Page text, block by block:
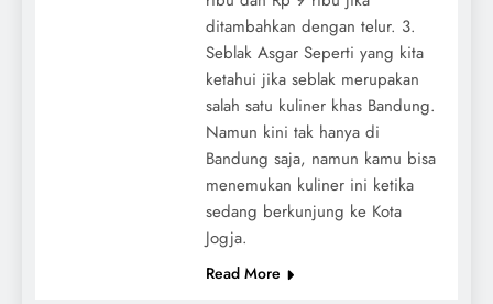
ditambahkan dengan telur. 3.
Seblak Asgar Seperti yang kita
ketahui jika seblak merupakan
salah satu kuliner khas Bandung.
Namun kini tak hanya di
Bandung saja, namun kamu bisa
menemukan kuliner ini ketika
sedang berkunjung ke Kota
Jogja.
Read More